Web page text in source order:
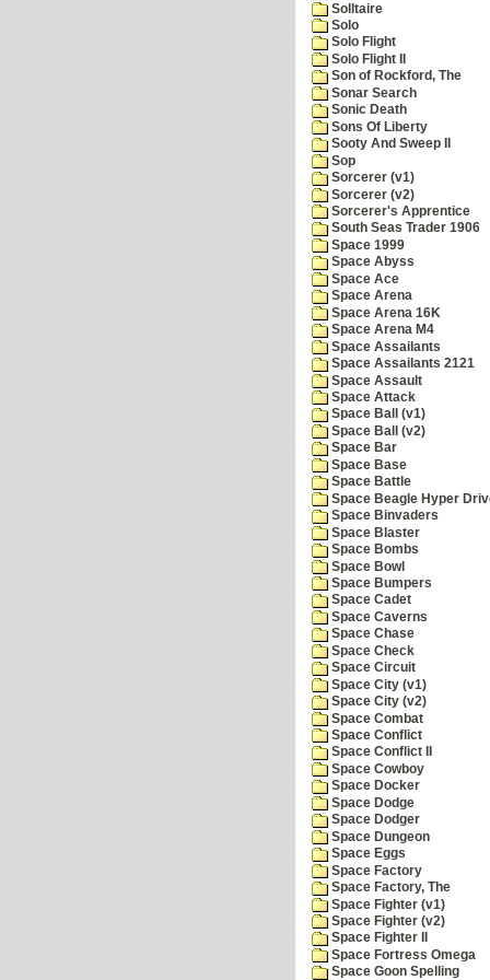
Solltaire
Solo
Solo Flight
Solo Flight II
Son of Rockford, The
Sonar Search
Sonic Death
Sons Of Liberty
Sooty And Sweep II
Sop
Sorcerer (v1)
Sorcerer (v2)
Sorcerer's Apprentice
South Seas Trader 1906
Space 1999
Space Abyss
Space Ace
Space Arena
Space Arena 16K
Space Arena M4
Space Assailants
Space Assailants 2121
Space Assault
Space Attack
Space Ball (v1)
Space Ball (v2)
Space Bar
Space Base
Space Battle
Space Beagle Hyper
Space Binvaders
Space Blaster
Space Bombs
Space Bowl
Space Bumpers
Space Cadet
Space Caverns
Space Chase
Space Check
Space Circuit
Space City (v1)
Space City (v2)
Space Combat
Space Conflict
Space Conflict II
Space Cowboy
Space Docker
Space Dodge
Space Dodger
Space Dungeon
Space Eggs
Space Factory
Space Factory, The
Space Fighter (v1)
Space Fighter (v2)
Space Fighter II
Space Fortress Omega
Space Goon Spelling